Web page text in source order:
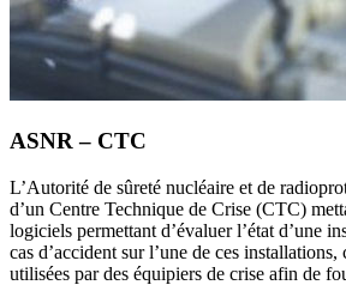
ASNR – CTC
L’Autorité de sûreté nucléaire et de
d’un Centre Technique de Crise (CTC)
logiciels permettant d’évaluer l’état d’une
cas d’accident sur l’une de ces
utilisées par des équipiers de crise afin de